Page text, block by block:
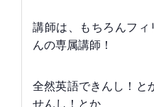
講師は、もちろんフィ
んの専属講師！
全然英語できんし！と
せんし！とか